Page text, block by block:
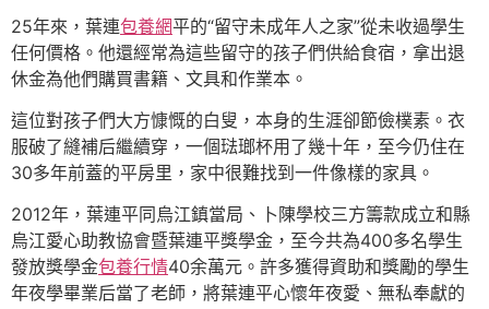
25年來，葉連包養網平的“留守未成年人之家”從未收過學生
任何價格。他還經常為這些留守的孩子們供給食宿，拿出退
休金為他們購買書籍、文具和作業本。
這位對孩子們大方慷慨的白叟，本身的生涯卻節儉樸素。衣
服破了縫補后繼續穿，一個琺瑯杯用了幾十年，至今仍住在
30多年前蓋的平房里，家中很難找到一件像樣的家具。
2012年，葉連平同烏江鎮當局、卜陳學校三方籌款成立和縣
烏江愛心助教協會暨葉連平獎學金，至今共為400多名學生
發放獎學金包養行情40余萬元。許多獲得資助和獎勵的學生
年夜學畢業后當了老師，將葉連平心懷年夜愛、無私奉獻的